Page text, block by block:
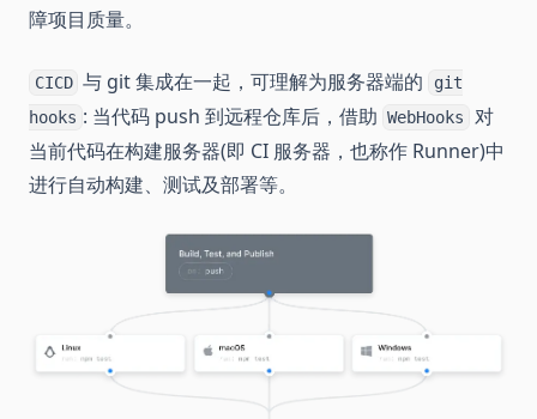
障项目质量。
CICD 与 git 集成在一起，可理解为服务器端的
git
hooks : 当代码 push 到远程仓库后，借助 WebHooks
对
当前代码在构建服务器(即 CI 服务器，也称作 Runner)中
进行自动构建、测试及部署等。